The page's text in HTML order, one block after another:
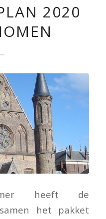
2020
heeft de
het pakket